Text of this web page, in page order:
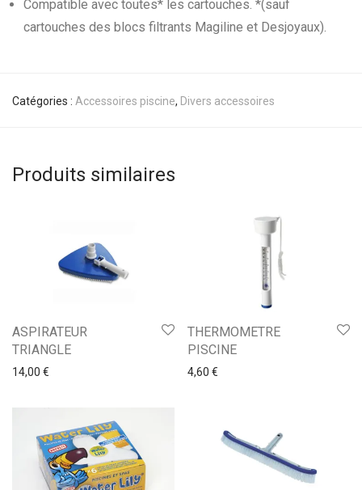
Compatible avec toutes* les cartouches. *(sauf
cartouches des blocs filtrants Magiline et Desjoyaux).
Catégories : Accessoires piscine, Divers accessoires
Produits similaires
ASPIRATEUR
TRIANGLE
14,00 €
THERMOMETRE
PISCINE
4,60 €